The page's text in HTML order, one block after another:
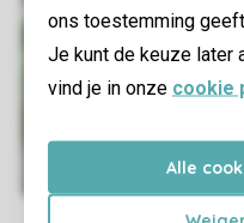
ons toestemming
Je kunt de keuze later
vind je in onze cookie
Alle